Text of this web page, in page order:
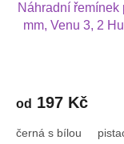
Náhradní řemínek
mm, Venu 3, 2
je
z
od 197 Kč
černá s bílou